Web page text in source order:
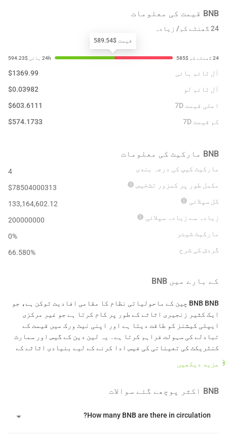
BNB قیمت کی معلومات
24 گھنٹے کم/ زیادہ
قیمت $589.54
آل ٹائم ہائی $1369.99
آل ٹائم لو
$0.03982
اعلی قیمت 7D
$603.6111
کم قیمت 7D
$574.1733
BNB مارکیٹ کی معلومات
مارکیٹ کیپ کی درجہ بندی
4
مکمل طور پر کمزور تشخیص
$78504000313
کل سپلائی
133,164,602.12
زیادہ سے زیادہ سپلائی
200000000
مارکیٹ شیئر
0%
گردش کی شرح
66.580%
کے بارے میں BNB
BNB BNB چین کے ماحولیاتی نظام کا مقامی افادیت ٹوکن ہے، جو
ایک کثیر زنجیری اثاثے کے طور پر کام کرتا ہے جو غیر مرکزی
ایپلی کیشنز کو طاقت دیتا ہے اور اپنی نیٹ ورک میں قیمت کے
تبادلے کی سہولت فراہم کرتا ہے۔ یہ لین دین کے گیس اور سمارٹ
کنٹریکٹ کی تعیناتی کی فیس ادا کرنے کے لیے بنیادی اثاثے کے
کی فیس کی چھوٹ فراہم کرتا ہے۔ پروجیکٹ کی بنیادی قیمت کی
کنٹریکٹ پلیٹ فارم، ایک لیئر 2 اسکیلنگ حل، اور ایک غیر
دستیابی کی تہہ میں ضم کرتا ہے۔ نیٹ ورک ایک پروف آف اسٹیکڈ
مزید دیکھیں
BNB اکثر پوچھے گئے سوالات
How many BNB are there in circulation?